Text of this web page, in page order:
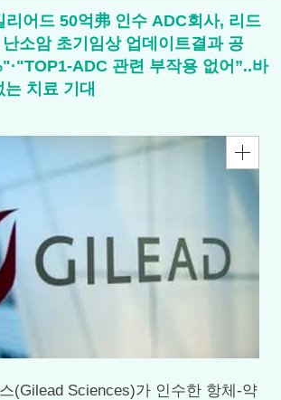
리어드 50억弗 인수 ADC회사, 리드
난소암 초기임상 업데이트결과 공
ADC 관련 부작용 없어”..바
치료 기대
(Gilead Sciences)가 인수한 항체-약